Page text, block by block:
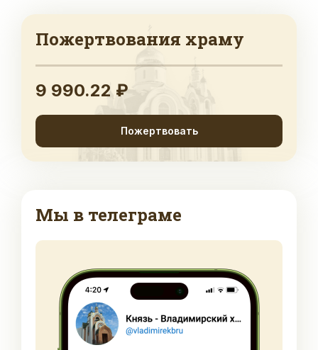
Пожертвования храму
9 990.22 ₽
Пожертвовать
Мы в телеграме